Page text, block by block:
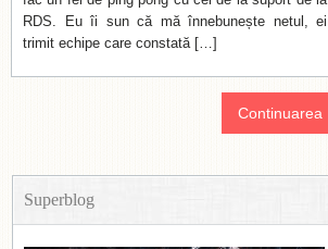
RDS. Eu îi sun că mă înnebunește netul, ei
trimit echipe care constată […]
Continuarea
Superblog